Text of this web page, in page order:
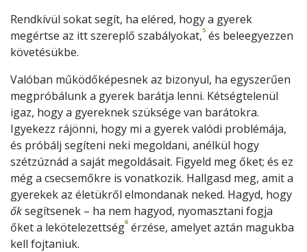
Rendkívül sokat segít, ha eléred, hogy a gyerek
megértse az itt szereplő szabályokat,5 és beleegyezzen
követésükbe.
Valóban működőképesnek az bizonyul, ha egyszerűen
megpróbálunk a gyerek barátja lenni. Kétségtelenül
igaz, hogy a gyereknek szüksége van barátokra.
Igyekezz rájönni, hogy mi a gyerek valódi problémája,
és próbálj segíteni neki megoldani, anélkül hogy
szétzúznád a saját megoldásait. Figyeld meg őket; és ez
még a csecsemőkre is vonatkozik. Hallgasd meg, amit a
gyerekek az életükről elmondanak neked. Hagyd, hogy
őksegítsenek – ha nem hagyod, nyomasztani fogja
őket a lekötelezettség6 érzése, amelyet aztán magukba
kell fojtaniuk.